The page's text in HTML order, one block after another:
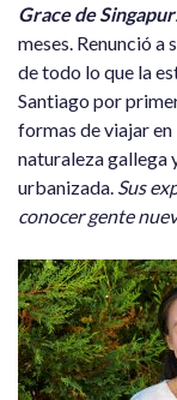
Grace de
meses. Renunció a
de todo lo que la
Santiago por
formas de viajar
naturaleza gallega
urbanizada. Sus
conocer gente